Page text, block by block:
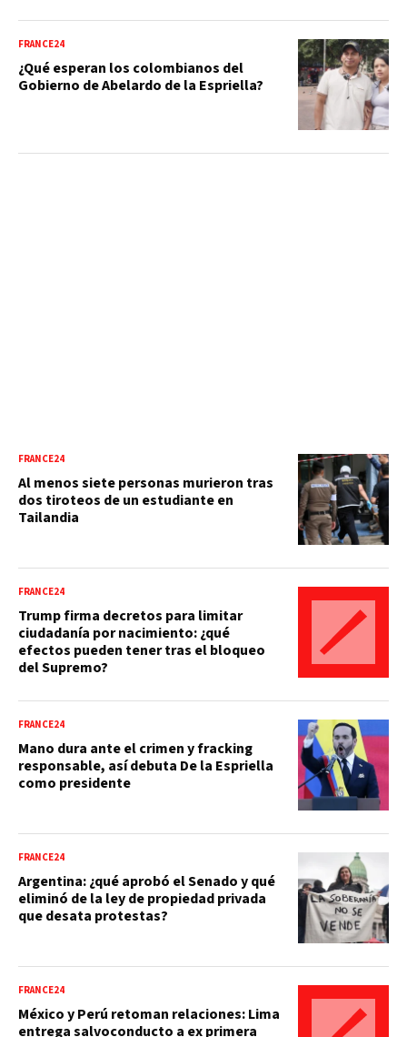
FRANCE24
¿Qué esperan los colombianos del
Gobierno de Abelardo de la Espriella?
FRANCE24
Al menos siete personas murieron tras
dos tiroteos de un estudiante en
Tailandia
FRANCE24
Trump firma decretos para limitar
ciudadanía por nacimiento: ¿qué
efectos pueden tener tras el bloqueo
del Supremo?
FRANCE24
Mano dura ante el crimen y fracking
responsable, así debuta De la Espriella
como presidente
FRANCE24
Argentina: ¿qué aprobó el Senado y qué
eliminó de la ley de propiedad privada
que desata protestas?
FRANCE24
México y Perú retoman relaciones: Lima
entrega salvoconducto a ex primera